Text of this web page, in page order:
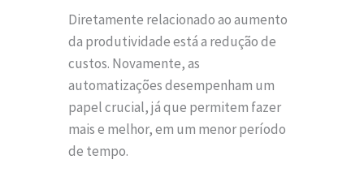
Diretamente relacionado ao aumento
da produtividade está a redução de
custos. Novamente, as
automatizações desempenham um
papel crucial, já que permitem fazer
mais e melhor, em um menor período
de tempo.